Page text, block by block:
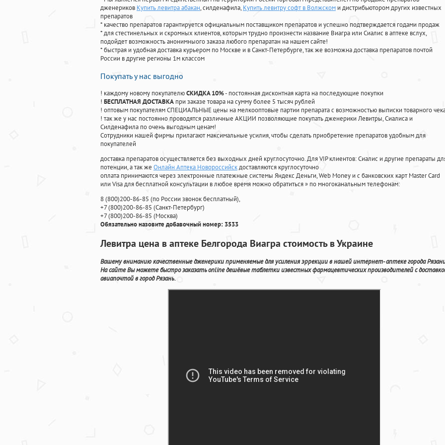
дженериков Купить левитра абакан, силденафила, Купить левитру софт в Волжском и дистрибьютором других известных
препаратов
* качество препаратов гарантируется официальным поставщиком препаратов и успешно подтверждается годами продаж
* для стестинельных и скромных клиентов, которым трудно произнести название Виагра или Сиалис в аптеке вслух,
подойдет возможность анонимныого заказа любого препаратан на нашем сайте!
* быстрая и удобная доставка курьером по Москве и в Санкт-Петербурге, так же возможна доставка препаратов почтой
России в другие регионы 1м классом
Покупать у нас выгодно
! каждому новому покупателюСКИДКА 10%- постоянная дисконтная карта на последующие покупки
! БЕСПЛАТНАЯ ДОСТАВКА при заказе товара на сумму более 5 тысяч рублей
! оптовым покупателям СПЕЦИАЛЬНЫЕ цены на мелкооптовые партии препарата с возможностью выписки товарного
! так же у нас постоянно проводятся различные АКЦИИ позволяющие покупать дженерики Левитры, Сиалиса и
Силденафила по очень выгодным ценам!
Cотрудники нашей фирмы прилагают максимальные усилия, чтобы сделать приобретение препаратов удобным для
покупателей
доставка препаратов осуществляется без выходных дней круглосуточно. Для VIP клиентов: Сиалис и другие препараты
потенции, а так же Онлайн Аптека Новороссийскдоставляются круглосуточно
оплата принимаются через электронные платежные системы Яндекс Деньги, Web Money и с банковских карт Master Card
или Visa для бесплатной консультации в любое время можно обратиться» по многоканальным телефонам:
8(800)200-86-85 (по России звонок бесплатный),
+7(800)200-86-85 (Санкт-Петербург)
+7(800)200-86-85 (Москва)
Обязательно назовите добавочный номер: 3533
Левитра цена в аптеке Белгорода Виагра стоимость в Украине
Вашему вниманию качественные дженерики применяемые для усиления эррекции в нашей интернет- аптеке города
На сайте Вы можете быстро заказать online дешёвые таблетки известных фармацевтических производителей с
авиапочтой в город Рязань.